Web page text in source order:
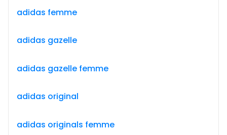
adidas femme
adidas gazelle
adidas gazelle femme
adidas original
adidas originals femme